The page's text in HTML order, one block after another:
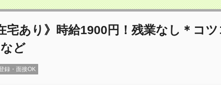
宅あり》時給1900円！残業なし＊コ
ど
録・面接OK